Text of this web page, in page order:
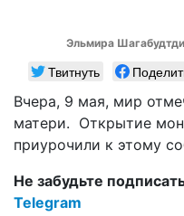
Эльмира
Твитнуть
Вчера, 9 мая, мир
матери. Открытие
приурочили к этому
Не забудьте
Telegram